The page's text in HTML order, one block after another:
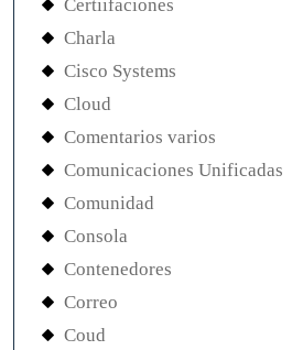
Certiifaciones
Charla
Cisco Systems
Cloud
Comentarios varios
Comunicaciones Unificadas
Comunidad
Consola
Contenedores
Correo
Coud